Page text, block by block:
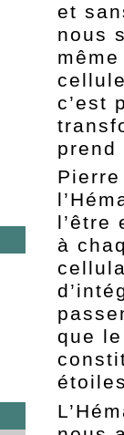
et
nous
c’est
prend
l’être
à
que